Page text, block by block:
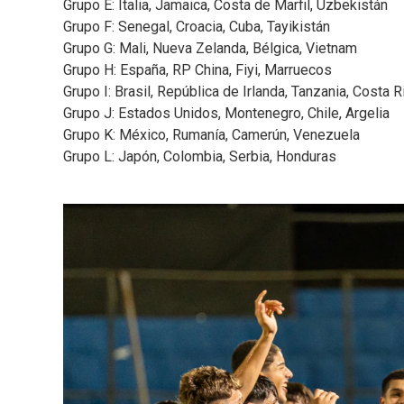
Grupo E: Italia, Jamaica, Costa de Marfil, Uzbekistán
Grupo F: Senegal, Croacia, Cuba, Tayikistán
Grupo G: Mali, Nueva Zelanda, Bélgica, Vietnam
Grupo H: España, RP China, Fiyi, Marruecos
Grupo I: Brasil, República de Irlanda, Tanzania, Costa
Grupo J: Estados Unidos, Montenegro, Chile, Argelia
Grupo K: México, Rumanía, Camerún, Venezuela
Grupo L: Japón, Colombia, Serbia, Honduras